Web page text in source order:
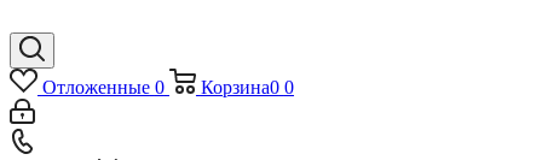
Отложенные 0 Корзина0 0